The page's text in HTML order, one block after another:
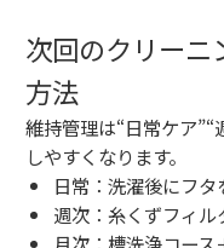
次回のクリーニ
方法
維持管理は“日常ケア
しやすくなります。
日常：洗濯後にフタ
週次：糸くずフィ